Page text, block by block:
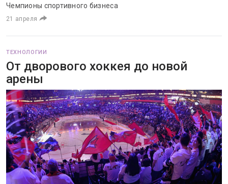
Чемпионы спортивного бизнеса
21 апреля
ТЕХНОЛОГИИ
От дворового хоккея до новой
арены